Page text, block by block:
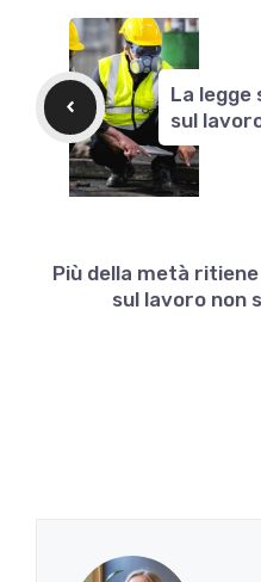
La legge
sul
Più della metà
sul lavoro non